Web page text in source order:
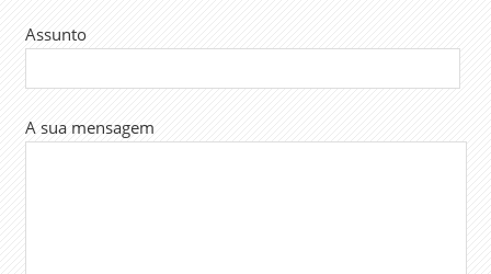
Assunto
A sua mensagem